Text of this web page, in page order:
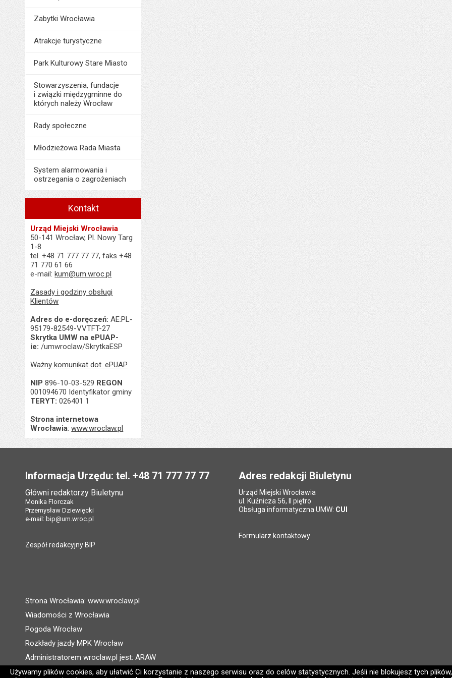
Używamy plików cookies, aby ułatwić Ci korzystanie z naszego serwisu oraz do celów statystycznych. Jeśli nie blokujesz tych
Zabytki Wrocławia
Atrakcje turystyczne
Park Kulturowy Stare Miasto
Stowarzyszenia, fundacje
i związki międzygminne do
których należy Wrocław
Rady społeczne
Młodzieżowa Rada Miasta
System alarmowania i
ostrzegania o zagrożeniach
Kontakt
Urząd Miejski Wrocławia
50-141 Wrocław, Pl. Nowy Targ
1-8
tel. +48 71 777 77 77, faks +48
71 770 61 66
e-mail:kum@um.wroc.pl
Zasady i godziny obsługi
Klientów
Adres do e-doręczeń: AE:PL-
95179-82549-VVTFT-27
Skrytka UMW na ePUAP-
ie: /umwroclaw/SkrytkaESP
Ważny komunikat dot. ePUAP
NIP 896-10-03-529 REGON
001094670 Identyfikator gminy
TERYT: 026401 1
Strona internetowa
Wrocławia:www.wroclaw.pl
Informacja Urzędu: tel. +48 71 777 77 77
Główni redaktorzy Biuletynu
Monika Florczak
Przemysław Dziewięcki
e-mail: bip@um.wroc.pl
Zespół redakcyjny BIP
Adres redakcji Biuletynu
Urząd Miejski Wrocławia
ul. Kuźnicza 56, II piętro
Obsługa informatyczna UMW: CUI
Formularz kontaktowy
Strona Wrocławia: www.wroclaw.pl
Wiadomości z Wrocławia
Pogoda Wrocław
Rozkłady jazdy MPK Wrocław
Administratorem wroclaw.pl jest: ARAW